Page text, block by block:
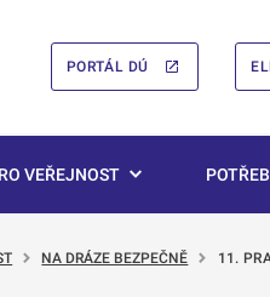
PORTÁL DÚ
VEŘEJNOST
NA DRÁZE BEZPEČNĚ 11.